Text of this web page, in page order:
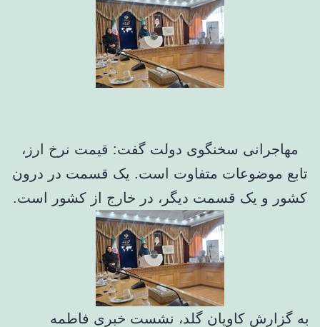
مهاجرانی سخنگوی دولت گفت: قیمت نرخ ارز،
تابع موضوعات متفاوت است. یک قسمت در درون
کشور و یک قسمت دیگر، در خارج از کشور است.
به گزارش کاویان گلد، نشست خبری فاطمه